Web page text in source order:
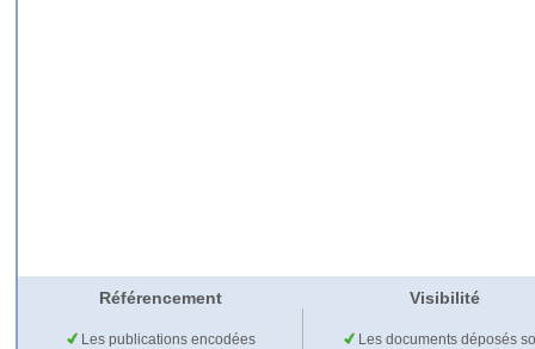
Référencement Visibilité
Les publications encodées
Les documents déposés